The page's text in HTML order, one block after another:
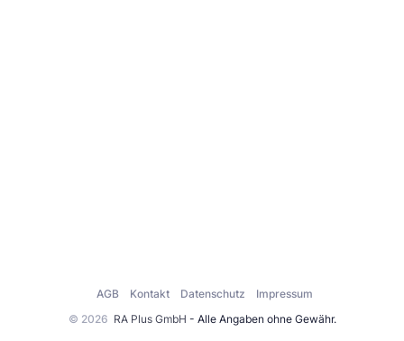
© 2026 RA Plus GmbH - Alle Angaben ohne Gewähr.
AGB Kontakt Datenschutz Impressum